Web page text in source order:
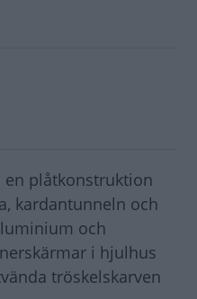
plåtkonstruktion
kardantunneln och
och
i hjulhus
tröskelskarven